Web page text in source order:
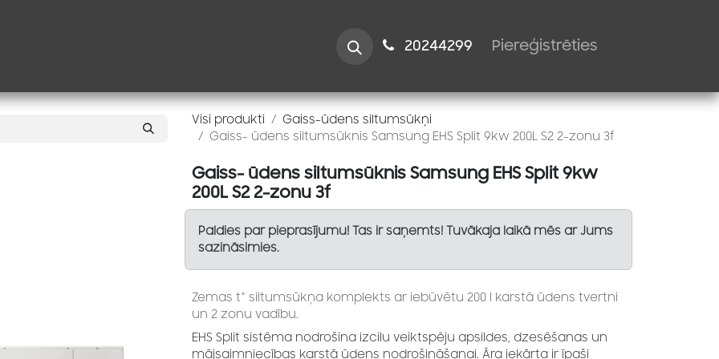
Speciālistiem 2024​​4299 Piereģistrēties
Visi produkti
Gaiss-ūdens siltumsūkņi
Gaiss- ūdens siltumsūknis Samsung EHS Split 9kw 200L S2 2-zonu 3f
Gaiss- ūdens siltumsūknis Samsung EHS Split 9kw
200L S2 2-zonu 3f
Paldies par pieprasījumu! Tas ir saņemts! Tuvākaja laikā mēs ar Jums
sazināsimies.
Zemas t° siltumsūkņa komplekts ar iebūvētu 200 l karstā ūdens tvertni
un 2 zonu vadību.
EHS Split sistēma nodrošina izcilu veiktspēju apsildes, dzesēšanas un
mājsaimniecības karstā ūdens nodrošināšanai. Āra iekārta ir īpaši